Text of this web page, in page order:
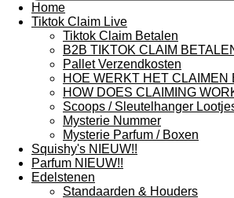
Home
Tiktok Claim Live
Tiktok Claim Betalen
B2B TIKTOK CLAIM
Pallet Verzendkosten
HOE WERKT HET CLAIMEN
HOW DOES CLAIMING
Scoops / Sleutelhanger
Mysterie Nummer
Mysterie Parfum / Boxen
Squishy's NIEUW!!
Parfum NIEUW!!
Edelstenen
Standaarden & Houders